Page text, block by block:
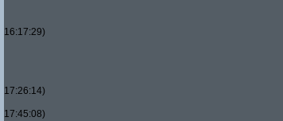
16:17:29)
17:26:14)
17:45:08)